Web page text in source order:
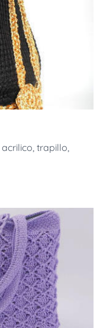
acrilico, trapillo,